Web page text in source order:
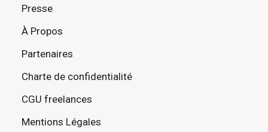
Presse
À Propos
Partenaires
Charte de confidentialité
CGU freelances
Mentions Légales